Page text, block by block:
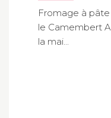
Fromage à
le Camembert
la mai...